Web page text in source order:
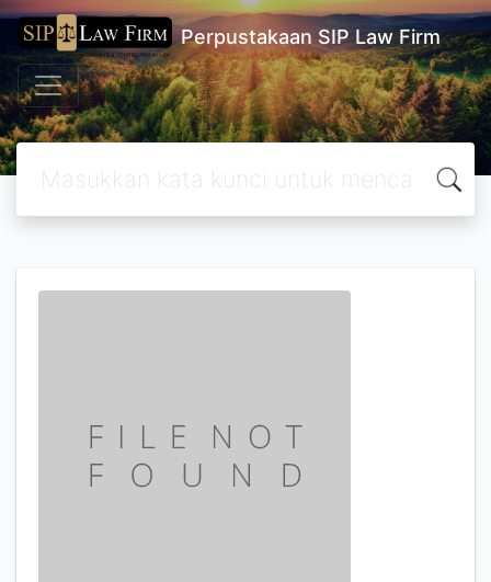
Perpustakaan SIP Law Firm